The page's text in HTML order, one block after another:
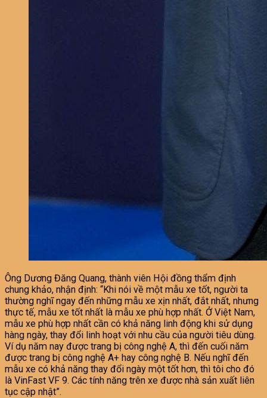
Ông Dương Đăng Quang, thành viên Hội đồng thẩm định
chung khảo, nhận định: “Khi nói về một mẫu xe tốt, người ta
thường nghĩ ngay đến những mẫu xe xịn nhất, đắt nhất, nhưng
thực tế, mẫu xe tốt nhất là mẫu xe phù hợp nhất. Ở Việt Nam,
mẫu xe phù hợp nhất cần có khả năng linh động khi sử dụng
hàng ngày, thay đổi linh hoạt với nhu cầu của người tiêu dùng.
Ví dụ năm nay được trang bị công nghệ A, thì đến cuối năm
được trang bị công nghệ A+ hay công nghệ B. Nếu nghĩ đến
mẫu xe có khả năng thay đổi ngày một tốt hơn, thì tôi cho đó
là VinFast VF 9. Các tính năng trên xe được nhà sản xuất liên
tục cập nhật”.